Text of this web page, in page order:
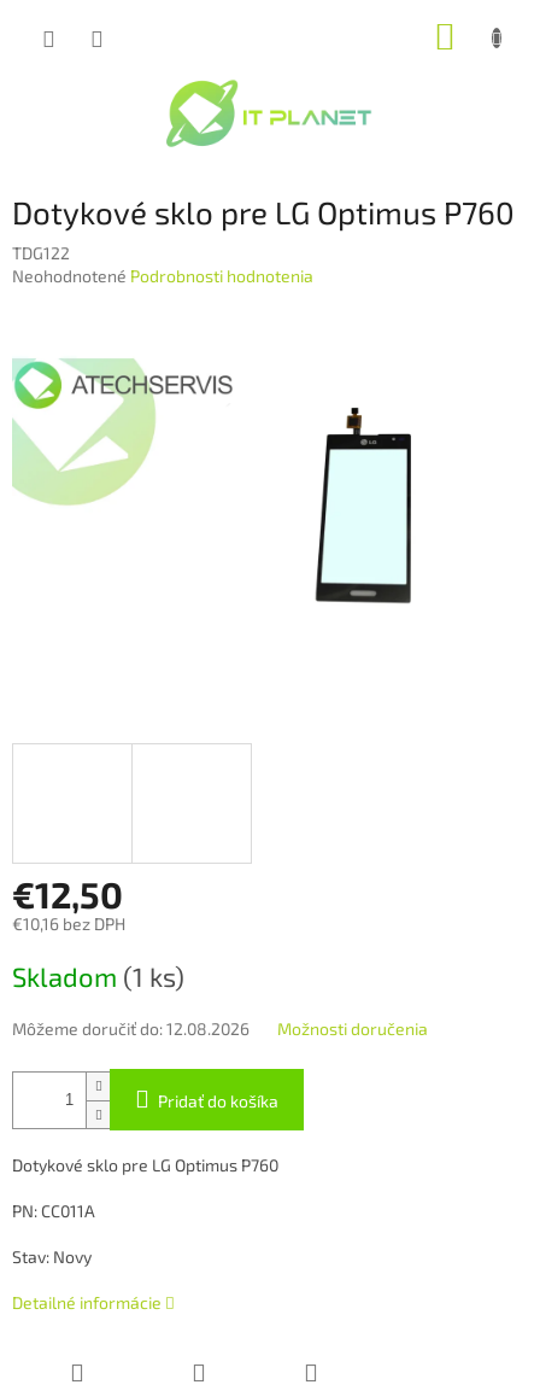
Dotykové sklo pre LG Optimus P760
TDG122
Priemerné
0,0
z
hviezdičiek.
Neohodnotené Podrobnosti hodnotenia
€12,50
€10,16 bez DPH
cena:
Skladom (1 ks)
Môžeme doručiť do:12.08.2026 Možnosti doručenia
Pridať do košíka
Dotykové sklo pre LG Optimus P760
PN: CC011A
Stav: Novy
Detailné informácie